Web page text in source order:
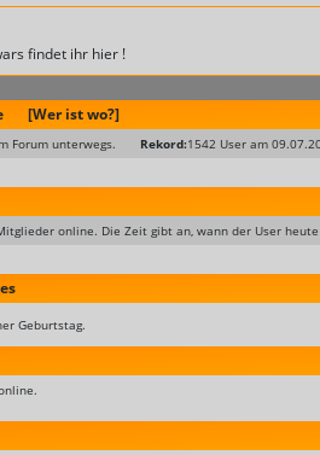
findet ihr hier !
[Wer ist wo?]
Forum unterwegs. Rekord:1542 User am
online. Die Zeit gibt an, wann der User
Geburtstag.